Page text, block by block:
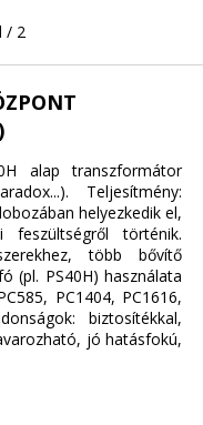
/ 2
alap transzformátor
Teljesítmény:
helyezkedik el,
történik.
több bővítő
(pl. PS40H) használata
PC1404, PC1616,
biztosítékkal,
jó hatásfokú,